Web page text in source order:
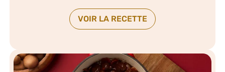
VOIR LA RECETTE